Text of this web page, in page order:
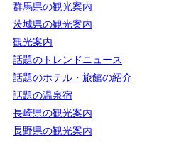
群馬県の観光案内
茨城県の観光案内
観光案内
話題のトレンドニュース
話題のホテル・旅館の紹介
話題の温泉宿
長崎県の観光案内
長野県の観光案内